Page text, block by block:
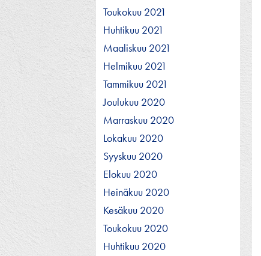
Toukokuu 2021
Huhtikuu 2021
Maaliskuu 2021
Helmikuu 2021
Tammikuu 2021
Joulukuu 2020
Marraskuu 2020
Lokakuu 2020
Syyskuu 2020
Elokuu 2020
Heinäkuu 2020
Kesäkuu 2020
Toukokuu 2020
Huhtikuu 2020